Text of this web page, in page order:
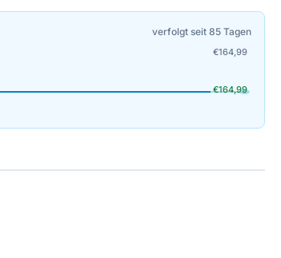
verfolgt seit 85 Tagen
€164,99
€164,99